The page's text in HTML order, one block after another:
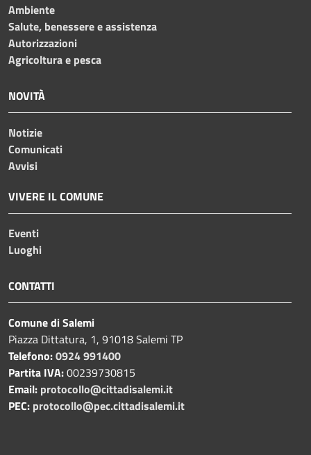
Ambiente
Salute, benessere e assistenza
Autorizzazioni
Agricoltura e pesca
NOVITÀ
Notizie
Comunicati
Avvisi
VIVERE IL COMUNE
Eventi
Luoghi
CONTATTI
Comune di Salemi
Piazza Dittatura, 1, 91018 Salemi TP
Telefono:0924 991400
Partita IVA:00239730815
Email: protocollo@cittadisalemi.it
PEC: protocollo@pec.cittadisalemi.it